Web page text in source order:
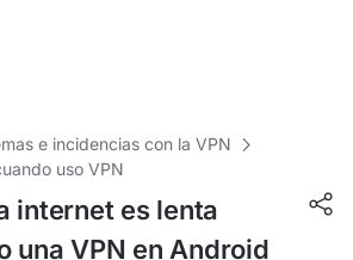
e incidencias con la VPN
uso VPN
internet es lenta
una VPN en Android